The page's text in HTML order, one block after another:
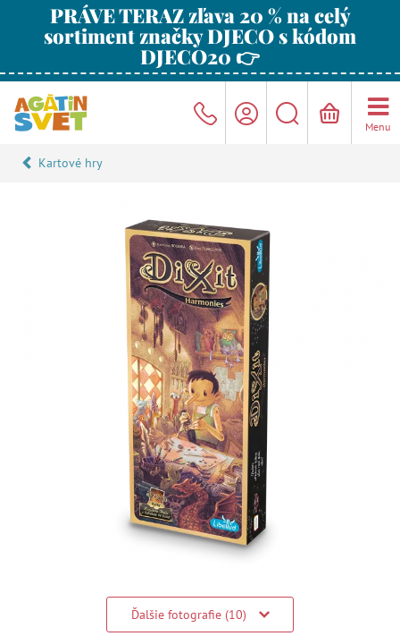
PRÁVE TERAZ zľava 20 % na celý
sortiment značky DJECO s kódom
DJECO20 👉
Menu
Kartové hry
Ďalšie fotografie (10)